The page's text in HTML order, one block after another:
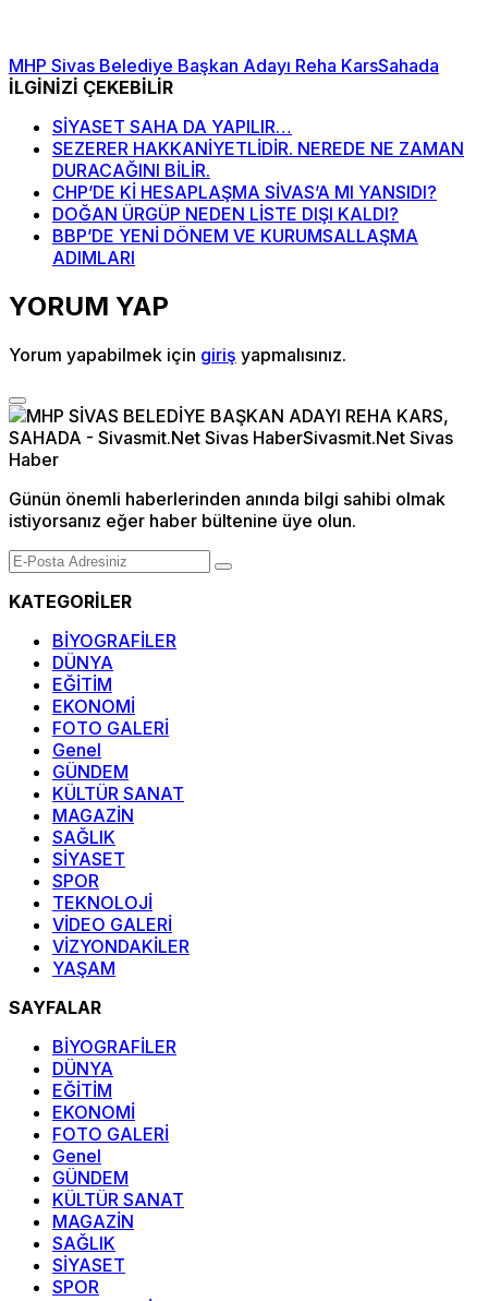
MHP Sivas Belediye Başkan Adayı Reha KarsSahada
İLGİNİZİ ÇEKEBİLİR
SİYASET SAHA DA YAPILIR…
SEZERER HAKKANİYETLİDİR. NEREDE NE ZAMAN
DURACAĞINI BİLİR.
CHP’DE Kİ HESAPLAŞMA SİVAS’A MI YANSIDI?
DOĞAN ÜRGÜP NEDEN LİSTE DIŞI KALDI?
BBP’DE YENİ DÖNEM VE KURUMSALLAŞMA
ADIMLARI
YORUM YAP
Yorum yapabilmek için giriş yapmalısınız.
Günün önemli haberlerinden anında bilgi sahibi olmak
istiyorsanız eğer haber bültenine üye olun.
KATEGORİLER
BİYOGRAFİLER
DÜNYA
EĞİTİM
EKONOMİ
FOTO GALERİ
Genel
GÜNDEM
KÜLTÜR SANAT
MAGAZİN
SAĞLIK
SİYASET
SPOR
TEKNOLOJİ
VİDEO GALERİ
VİZYONDAKİLER
YAŞAM
SAYFALAR
BİYOGRAFİLER
DÜNYA
EĞİTİM
EKONOMİ
FOTO GALERİ
Genel
GÜNDEM
KÜLTÜR SANAT
MAGAZİN
SAĞLIK
SİYASET
SPOR